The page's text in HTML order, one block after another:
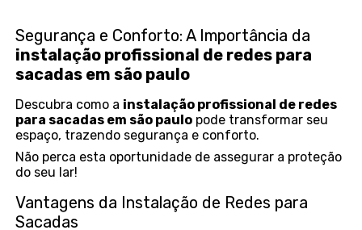
Segurança e Conforto: A Importância da
instalação profissional de redes para
sacadas em são paulo
Descubra como a instalação profissional de redes
para sacadas em são paulo pode transformar seu
espaço, trazendo segurança e conforto.
Não perca esta oportunidade de assegurar a proteção
do seu lar!
Vantagens da Instalação de Redes para
Sacadas